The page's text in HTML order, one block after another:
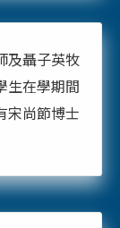
及聶子英牧
生在學期間
宋尚節博士